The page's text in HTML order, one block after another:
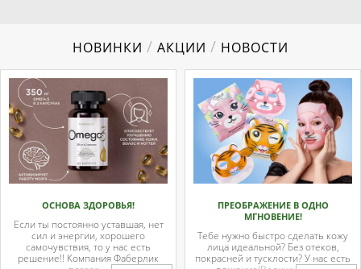
НОВИНКИ / АКЦИИ / НОВОСТИ
ОСНОВА ЗДОРОВЬЯ!
Если ты постоянно уставшая, нет
сил и энергии, хорошего
самочувствия, то у нас есть
решение!! Компания Фаберлик
ПРЕОБРАЖЕНИЕ В ОДНО
МГНОВЕНИЕ!
Тебе нужно быстро сделать кожу
лица идеальной? Без отеков,
покрасней и тусклости? У нас есть